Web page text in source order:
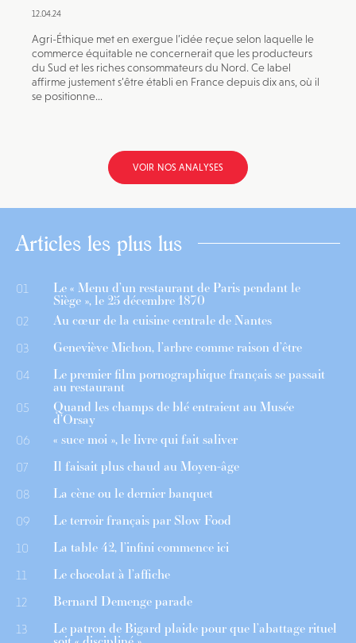
12.04.24
Agri-Éthique met en exergue l’idée reçue selon laquelle le
commerce équitable ne concernerait que les producteurs
du Sud et les riches consommateurs du Nord. Ce label
affirme justement s’être établi en France depuis dix ans, où il
se positionne...
VOIR NOS ANALYSES
Articles les plus lus
01 Le « Menu d’un restaurant de Paris pendant le
Siège », le 25 décembre 1870
02 Au cœur de la cuisine centrale de Nantes
03 Geneviève Michon, l’arbre comme raison d’être
04 Le premier film pornographique français se passait
au restaurant
05 Quand les champs de blé entraient au Musée
d’Orsay
06 « suce moi », le livre qui fait saliver
07 Il faisait plus chaud au Moyen-âge
08 La cène ou le dernier banquet
09 Le terroir français par Slow Food
10 La table 42, l’infini commence ici
11 Le chocolat à l’affiche
12 Bernard Demenge parade
13 Le patron de Bigard plaide pour que l’abattage rituel